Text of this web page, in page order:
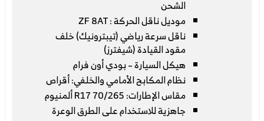
الشحن
موديل ناقل الحركة : ZF 8AT
ناقل سرعة رياضي (تيبترونيك) خلف
مقود القيادة (شيفترز)
هيكل السيارة – بودي أون فرام
نظام المكابح الأمامي والخلفي: أقراص
مقاس الإطارات: 70/265 R17 ألمنيوم
جاهزية للاستخدام على الطرق الوعرة